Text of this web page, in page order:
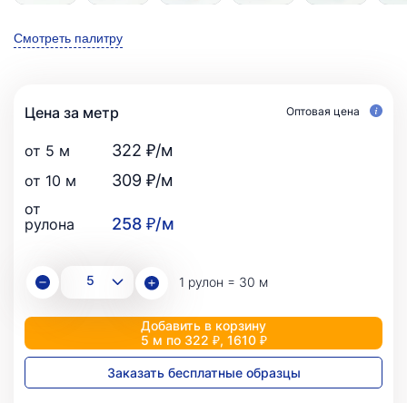
Смотреть палитру
Цена за метр Оптовая цена
от 5 м 322 ₽/м
от 10 м 309 ₽/м
от
рулона
258 ₽/м
1 рулон = 30 м
Добавить в корзину
5 м по 322 ₽, 1610 ₽
Заказать бесплатные образцы